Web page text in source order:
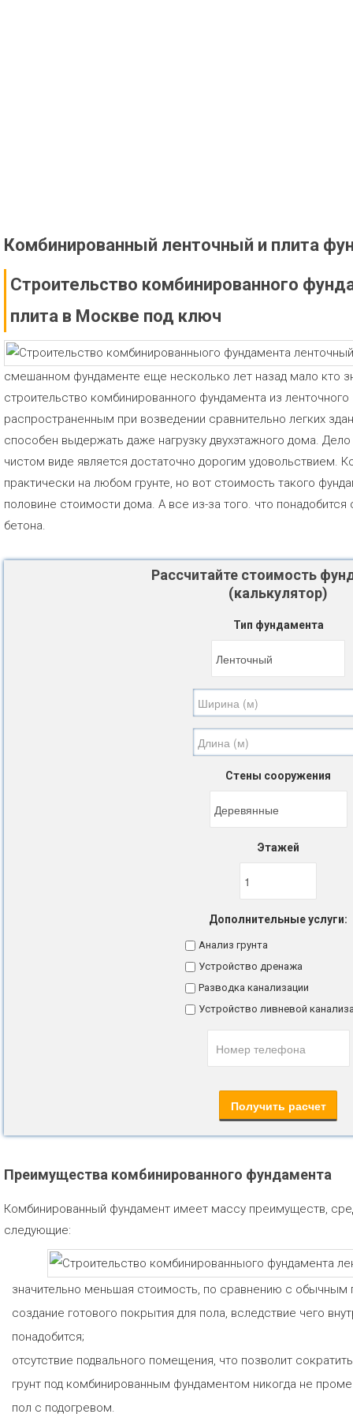
Комбинированный ленточный и плита
Строительство комбинированного
плита в Москве под ключ
смешанном фундаменте еще несколько лет назад мало кто
строительство комбинированного фундамента из
распространенным при возведении сравнительно легких
способен выдержать даже нагрузку двухэтажного дома.
чистом виде является достаточно дорогим удовольствием.
практически на любом грунте, но вот стоимость такого
половине стоимости дома. А все из-за того. что
бетона.
Рассчитайте стоимость
(калькулятор)
Тип фундамента
Стены сооружения
Этажей
Дополнительные услуги:
Анализ грунта
Устройство дренажа
Разводка канализации
Устройство ливневой
Преимущества комбинированного фундамента
Комбинированный фундамент имеет массу преимуществ,
следующие:
значительно меньшая стоимость, по сравнению с
создание готового покрытия для пола, вследствие чего
понадобится;
отсутствие подвального помещения, что позволит
грунт под комбинированным фундаментом никогда не
пол с подогревом.